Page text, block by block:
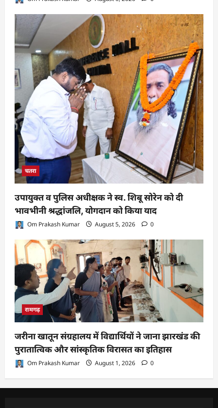
चतरा
उपायुक्त व पुलिस अधीक्षक ने स्व. शिबू सोरेन को दी
भावभीनी श्रद्धांजलि, योगदान को किया याद
Om Prakash Kumar August 5, 2026 0
रामगढ़
जरीना खातून संग्रहालय में विद्यार्थियों ने जाना झारखंड की
पुरातात्विक और सांस्कृतिक विरासत का इतिहास
Om Prakash Kumar August 1, 2026 0